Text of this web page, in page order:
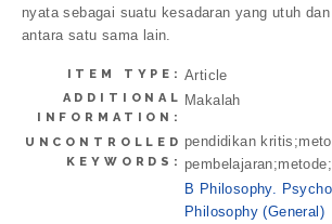
nyata sebagai suatu kesadaran yang utuh
antara satu sama lain.
ITEM TYPE: Article
ADDITIONAL
INFORMATION:
Makalah
UNCONTROLLED
KEYWORDS:
pendidikan
B Philosophy.
Philosophy (General)